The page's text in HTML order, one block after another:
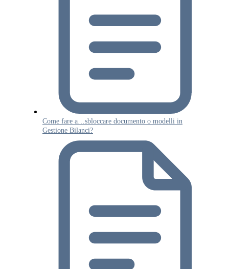
Come fare a…sbloccare documento o modelli in
Gestione Bilanci?